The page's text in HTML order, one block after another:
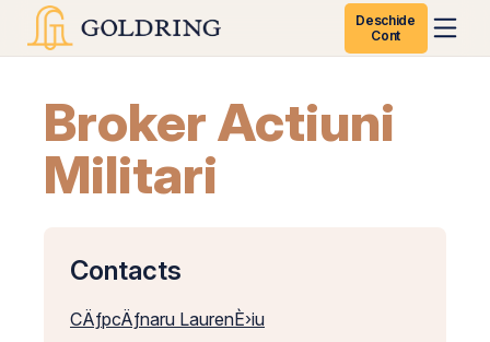
Deschide
Cont
Broker Actiuni
Militari
Contacts
CÄƒpcÄƒnaru LaurenÈ›iu